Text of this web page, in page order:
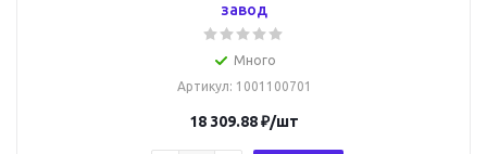
завод
Много
Артикул: 1001100701
18 309.88₽/шт